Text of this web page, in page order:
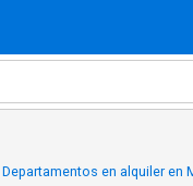
Departamentos en alquiler en